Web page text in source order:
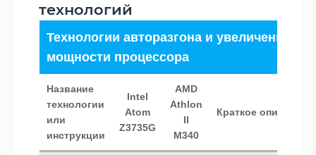
технологий
Технологии авторазгона и увеличения
мощности процессора
Название
технологии
или
инструкции
Intel
Atom
Z3735G
AMD
Athlon
II
M340
Краткое описание